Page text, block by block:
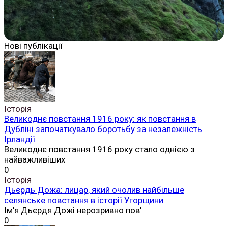
Нові публікації
Історія
Великоднє повстання 1916 року: як повстання в
Дубліні започаткувало боротьбу за незалежність
Ірландії
Великоднє повстання 1916 року стало однією з
найважливіших
0
Історія
Дьєрдь Дожа: лицар, який очолив найбільше
селянське повстання в історії Угорщини
Ім’я Дьєрдя Дожі нерозривно пов’
0